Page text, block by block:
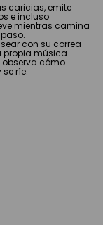
caricias, emite
e incluso
mientras camina
con su correa
propia música.
observa cómo
ríe.